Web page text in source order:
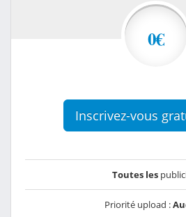
0€
Inscrivez-vous
Toutes les
Priorité upload :